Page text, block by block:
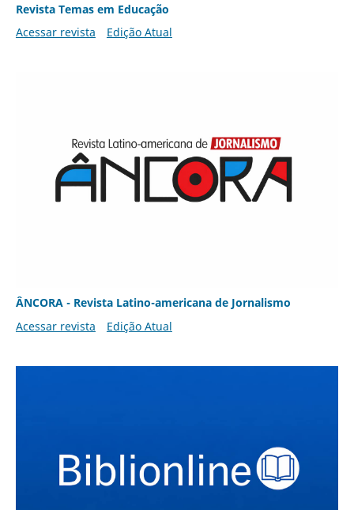
Revista Temas em Educação
Acessar revista
Edição Atual
ÂNCORA - Revista Latino-americana de Jornalismo
Acessar revista
Edição Atual